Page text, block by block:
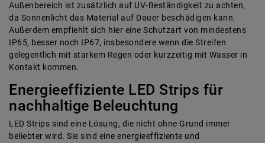
Außenbereich ist zusätzlich auf UV-Beständigkeit zu achten,
da Sonnenlicht das Material auf Dauer beschädigen kann.
Außerdem empfiehlt sich hier eine Schutzart von mindestens
IP65, besser noch IP67, insbesondere wenn die Streifen
gelegentlich mit starkem Regen oder kurzzeitig mit Wasser in
Kontakt kommen.
Energieeffiziente LED Strips für
nachhaltige Beleuchtung
LED Strips sind eine Lösung, die nicht ohne Grund immer
beliebter wird. Sie sind eine energieeffiziente und